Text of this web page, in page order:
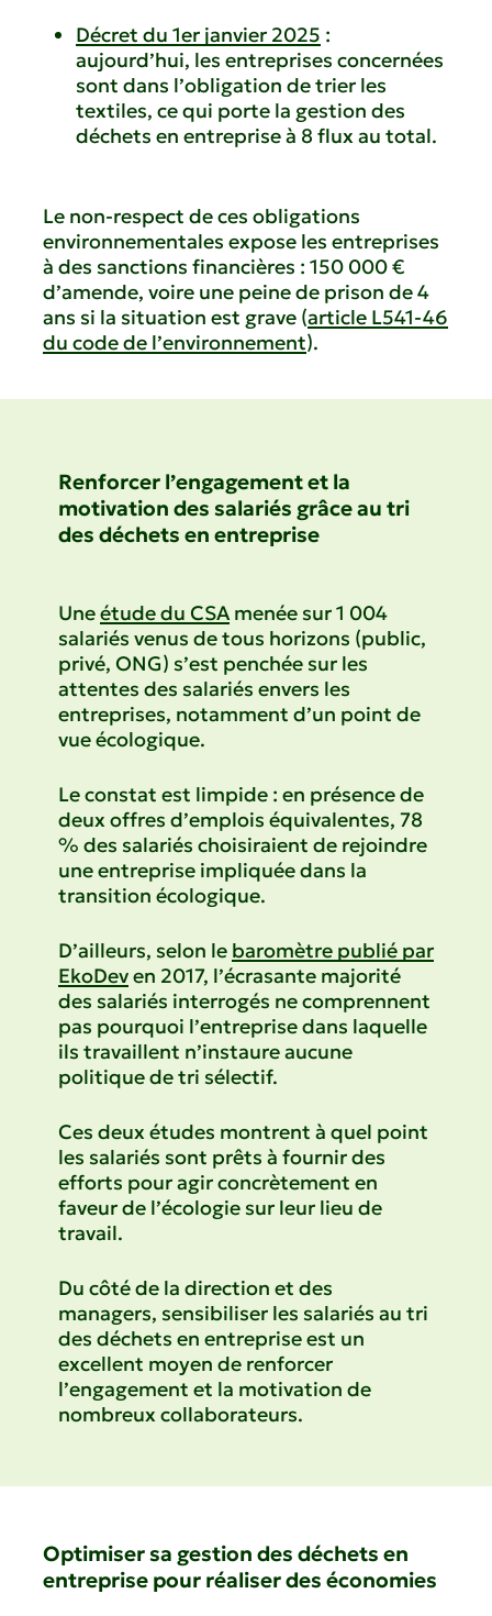
Décret du 1er janvier 2025 :
aujourd’hui, les entreprises concernées
sont dans l’obligation de trier les
textiles, ce qui porte la gestion des
déchets en entreprise à 8 flux au total.
Le non-respect de ces obligations
environnementales expose les entreprises
à des sanctions financières : 150 000 €
d’amende, voire une peine de prison de 4
ans si la situation est grave (article L541-46
du code de l’environnement).
Renforcer l’engagement et la
motivation des salariés grâce au tri
des déchets en entreprise
Uneétude du CSAmenée sur 1 004
salariés venus de tous horizons (public,
privé, ONG) s’est penchée sur les
attentes des salariés envers les
entreprises, notamment d’un point de
vue écologique.
Le constat est limpide : en présence de
deux offres d’emplois équivalentes, 78
% des salariés choisiraient de rejoindre
une entreprise impliquée dans la
transition écologique.
D’ailleurs, selon le baromètre publié par
EkoDeven 2017, l’écrasante majorité
des salariés interrogés ne comprennent
pas pourquoi l’entreprise dans laquelle
ils travaillent n’instaure aucune
politique de tri sélectif.
Ces deux études montrent à quel point
les salariés sont prêts à fournir des
efforts pour agir concrètement en
faveur de l’écologie sur leur lieu de
travail.
Du côté de la direction et des
managers, sensibiliser les salariés au tri
des déchets en entreprise est un
excellent moyen de renforcer
l’engagement et la motivation de
nombreux collaborateurs.
Optimiser sa gestion des déchets en
entreprise pour réaliser des économies